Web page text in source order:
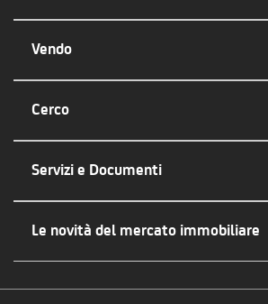
Vendo
Cerco
Servizi e Documenti
Le novità del mercato immobiliare